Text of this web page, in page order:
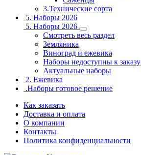
3.Технические сорта
5. Наборы 2026
5. Наборы 2026
Смотреть весь раздел
Земляника
Виноград и ежевика
Наборы недоступны к заказу
Актуальные наборы
2. Ежевика
.Наборы готовое решение
Как заказать
Доставка и оплата
О компании
Контакты
Политика конфиденциальности